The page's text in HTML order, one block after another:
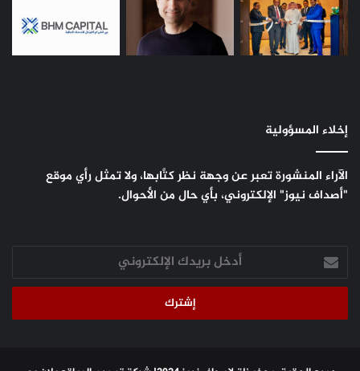
إخلاء المسؤولية
الآراء المنشورة تعبر عن وجهة نظر كتَّابها، ولا تمثل رأي موقع
"أصداف نيوز" الإلكتروني، بأي حال من الأحوال.
أدخل
بريدك
الإلكتروني